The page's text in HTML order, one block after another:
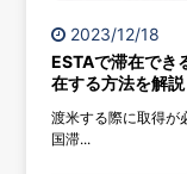
2023/12/18
ESTAで滞在でき
在する方法を解説
渡米する際に取得が
国滞...